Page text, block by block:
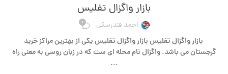
بازار واگزال تفلیس
احمد فندرسکی 0
بازار واگزال تفلیس بازار واگزال تفلیس یکی از بهترین مراکز خرید
گرجستان می باشد. واگزال نام محله ای ست که در زبان روسی به معنی راه
...